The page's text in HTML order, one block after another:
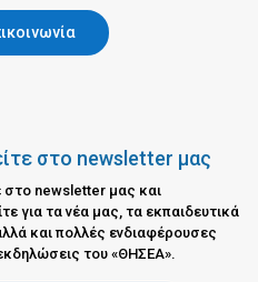
στο newsletter μας
στο newsletter μας και
για τα νέα μας, τα εκπαιδευτικά
και πολλές ενδιαφέρουσες
του «ΘΗΣΕΑ».